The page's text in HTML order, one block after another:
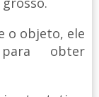
o objeto, ele
obter